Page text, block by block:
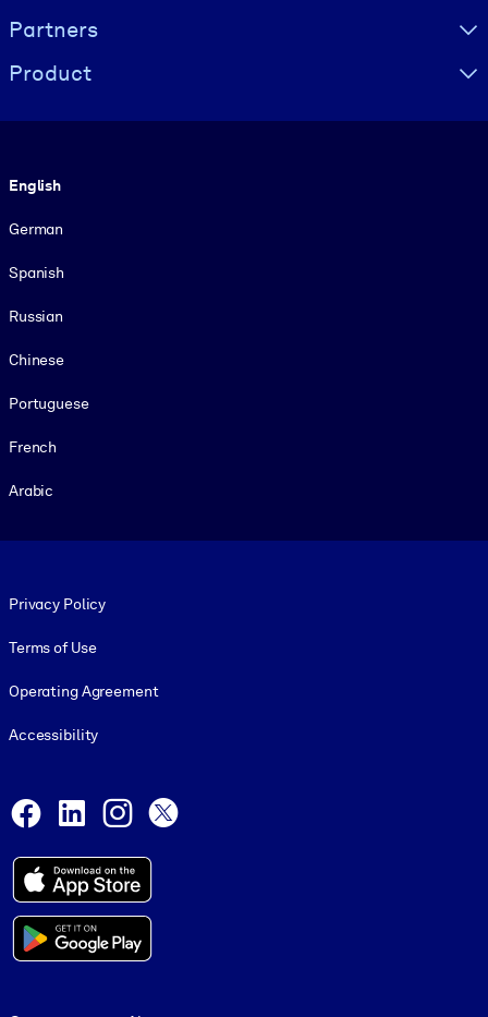
Partners
Product
English
German
Spanish
Russian
Chinese
Portuguese
French
Arabic
Privacy Policy
Terms of Use
Operating Agreement
Accessibility
Facebook
LinkedInInstagram